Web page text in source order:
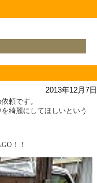
2013年12月7日
頼です。
綺麗にしてほしいという
！！